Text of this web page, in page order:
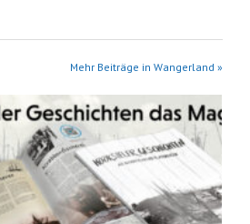
Mehr Beiträge in Wangerland »